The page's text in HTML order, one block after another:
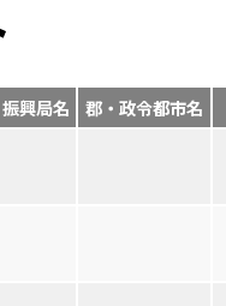
興局名 郡・政令都市名